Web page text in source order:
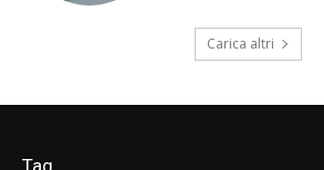
Carica altri
Tag